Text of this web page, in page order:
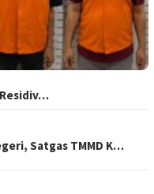
Satgas TMMD K…